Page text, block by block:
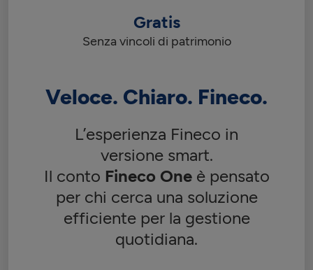
Gratis
Senza vincoli di patrimonio
Veloce. Chiaro. Fineco.
L’esperienza Fineco in
versione smart.
Il conto Fineco Oneè pensato
per chi cerca una soluzione
efficiente per la gestione
quotidiana.